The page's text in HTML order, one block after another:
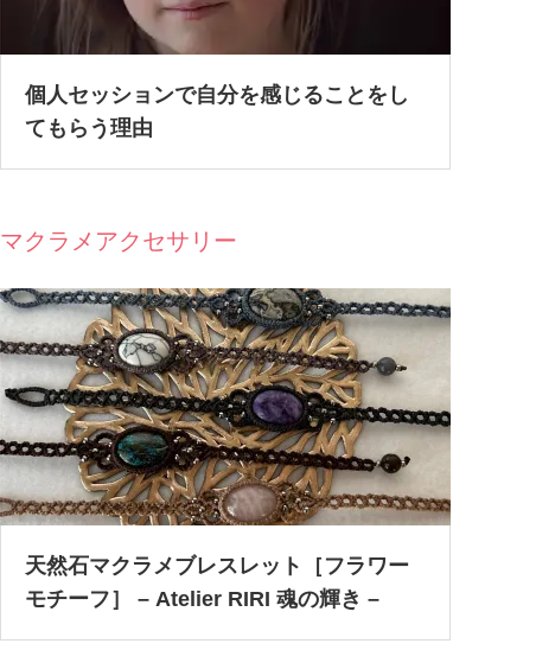
個人セッションで自分を感じることをし
てもらう理由
マクラメアクセサリー
天然石マクラメブレスレット［フラワー
モチーフ］ – Atelier RIRI 魂の輝き –